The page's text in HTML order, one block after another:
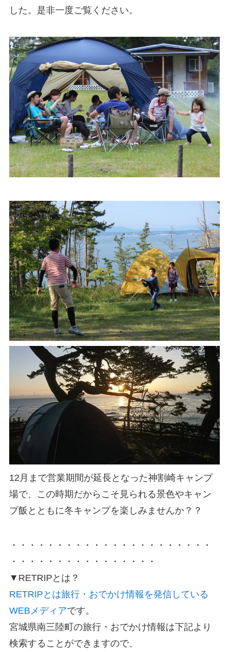
した。是非一度ご覧ください。
12月まで営業期間が延長となった神割崎キャンプ
場で、この時期だからこそ見られる景色やキャン
プ飯とともに冬キャンプを楽しみませんか？？
・・・・・・・・・・・・・・・・・・・・・・
・・・・・・・・・・・・・・・・
▼RETRIP とは？
RETRIPとは旅行・おでかけ情報を発信している
WEBメディアです。
宮城県南三陸町の旅行・おでかけ情報は下記より
検索することができますので、